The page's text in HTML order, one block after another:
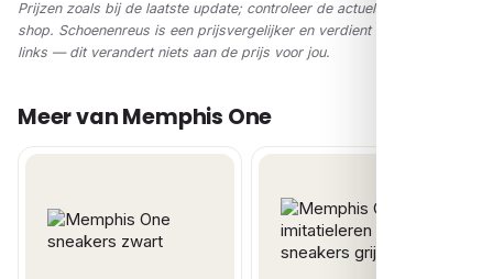
Prijzen zoals bij de laatste update; controleer de actuele prijs in de
shop. Schoenenreus is een prijsvergelijker en verdient via affiliate-
links — dit verandert niets aan de prijs voor jou.
Meer van Memphis One